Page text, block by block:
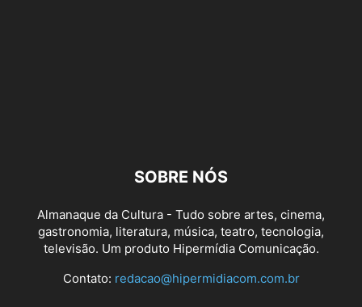
SOBRE NÓS
Almanaque da Cultura - Tudo sobre artes, cinema,
gastronomia, literatura, música, teatro, tecnologia,
televisão. Um produto Hipermídia Comunicação.
Contato: redacao@hipermidiacom.com.br